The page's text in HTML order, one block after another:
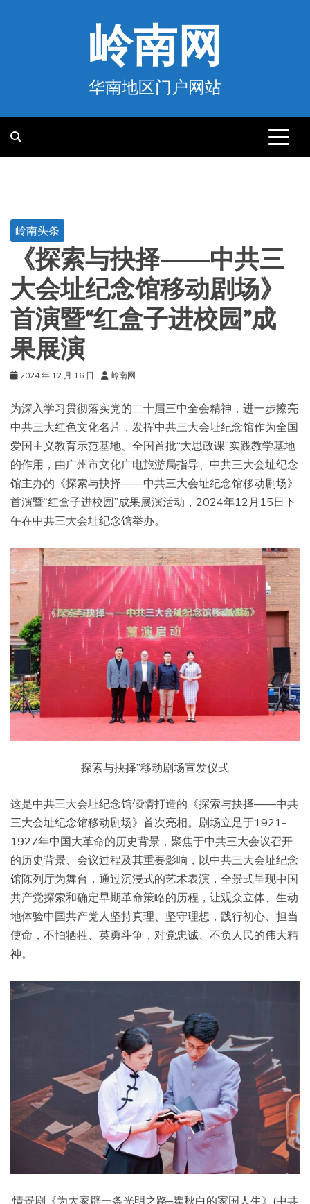
岭南网
华南地区门户网站
岭南头条
《探索与抉择——中共三
大会址纪念馆移动剧场》
首演暨“红盒子进校园”成
果展演
2024 年 12 月 16 日 岭南网
为深入学习贯彻落实党的二十届三中全会精神，进一步擦亮
中共三大红色文化名片，发挥中共三大会址纪念馆作为全国
爱国主义教育示范基地、全国首批“大思政课”实践教学基地
的作用，由广州市文化广电旅游局指导、中共三大会址纪念
馆主办的《探索与抉择——中共三大会址纪念馆移动剧场》
首演暨“红盒子进校园”成果展演活动，2024年12月15日下
午在中共三大会址纪念馆举办。
探索与抉择”移动剧场宣发仪式
这是中共三大会址纪念馆倾情打造的《探索与抉择——中共
三大会址纪念馆移动剧场》首次亮相。剧场立足于1921-
1927年中国大革命的历史背景，聚焦于中共三大会议召开
的历史背景、会议过程及其重要影响，以中共三大会址纪念
馆陈列厅为舞台，通过沉浸式的艺术表演，全景式呈现中国
共产党探索和确定早期革命策略的历程，让观众立体、生动
地体验中国共产党人坚持真理、坚守理想，践行初心、担当
使命，不怕牺牲、英勇斗争，对党忠诚、不负人民的伟大精
神。
情景剧《为大家辟一条光明之路–瞿秋白的家国人生》(中共